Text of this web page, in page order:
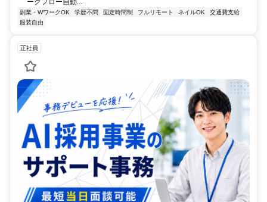
ークフロー自動...
副業・WワークOK 学歴不問 固定時間制 フルリモート ネイルOK
交通費支給
服装自由
正社員